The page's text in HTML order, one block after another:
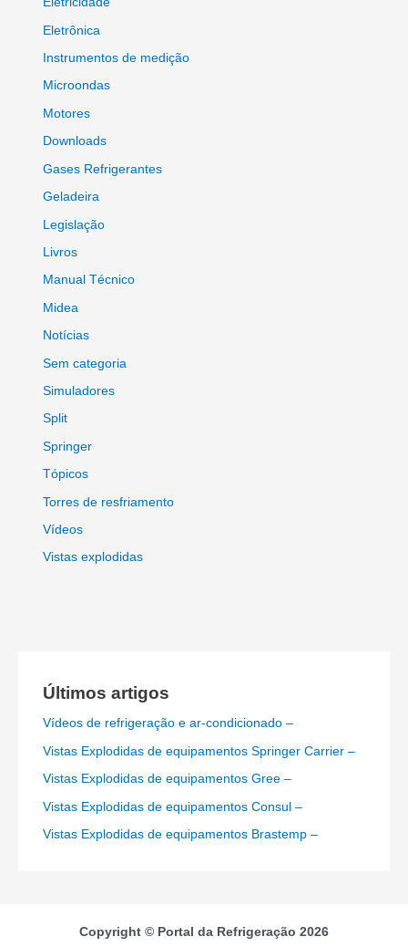
Eletrônica
Instrumentos de medição
Microondas
Motores
Downloads
Gases Refrigerantes
Geladeira
Legislação
Livros
Manual Técnico
Midea
Notícias
Sem categoria
Simuladores
Split
Springer
Tópicos
Torres de resfriamento
Vídeos
Vistas explodidas
Últimos artigos
Vídeos de refrigeração e ar-condicionado –
Vistas Explodidas de equipamentos Springer Carrier –
Vistas Explodidas de equipamentos Gree –
Vistas Explodidas de equipamentos Consul –
Vistas Explodidas de equipamentos Brastemp –
Copyright © Portal da Refrigeração 2026